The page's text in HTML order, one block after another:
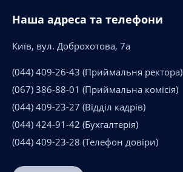
Наша адреса та телефони
Київ, вул. Доброхотова, 7а
(044) 409-26-43 (Приймальня ректора)
(067) 386-88-01 (Приймальна комісія)
(044) 409-23-27 (Відділ кадрів)
(044) 424-91-42 (Бухгалтерія)
(044) 409-23-28 (Телефон довіри)